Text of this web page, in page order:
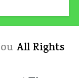
All Rights